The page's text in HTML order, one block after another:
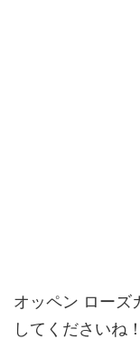
オッペン ローズ
してくださいね！